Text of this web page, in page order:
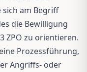
sich am Begriff
die Bewilligung
ZPO zu orientieren.
Prozessführung,
Angriffs- oder